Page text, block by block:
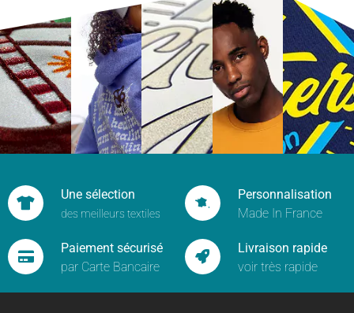
Une sélection
des meilleurs textiles
Personnalisation
Made In France
Paiement sécurisé
par Carte Bancaire
Livraison rapide
voir très rapide